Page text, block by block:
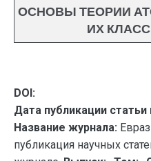
ОСНОВЫ ТЕОРИИ
ИХ
DOI:
Дата публикации статьи
Название журнала:
публикация научных